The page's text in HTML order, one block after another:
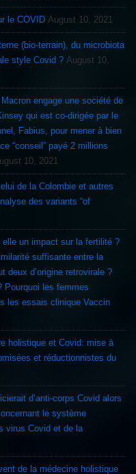
le COVID August 10, 2021
(bio-terrain), du microbiota
style Covid ? August 10,
engage une société de
qui est co-dirigée par le
Fabius, pour mener à bien
“conseil” payé 2 millions
10, 2021
de la Colombie et autres
des variants “of
un impact sur la fertilité ?
suffisante entre la
deux d’origine retrovirale ?
Pourquoi les femmes
les essais clinique Vaccin
holistique et Covid: mise à
et réductionnistes du
d’anti-corps Covid alors
le système
virus Covid et de la
de la médecine holistique